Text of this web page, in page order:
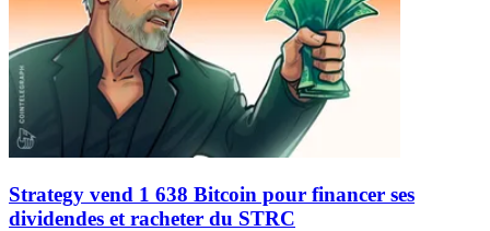
Strategy vend 1 638 Bitcoin pour financer ses
dividendes et racheter du STRC